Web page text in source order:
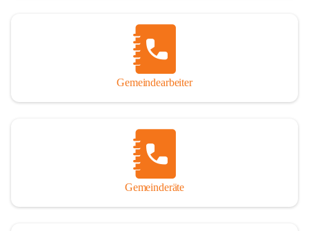
Gemeindearbeiter
Gemeinderäte